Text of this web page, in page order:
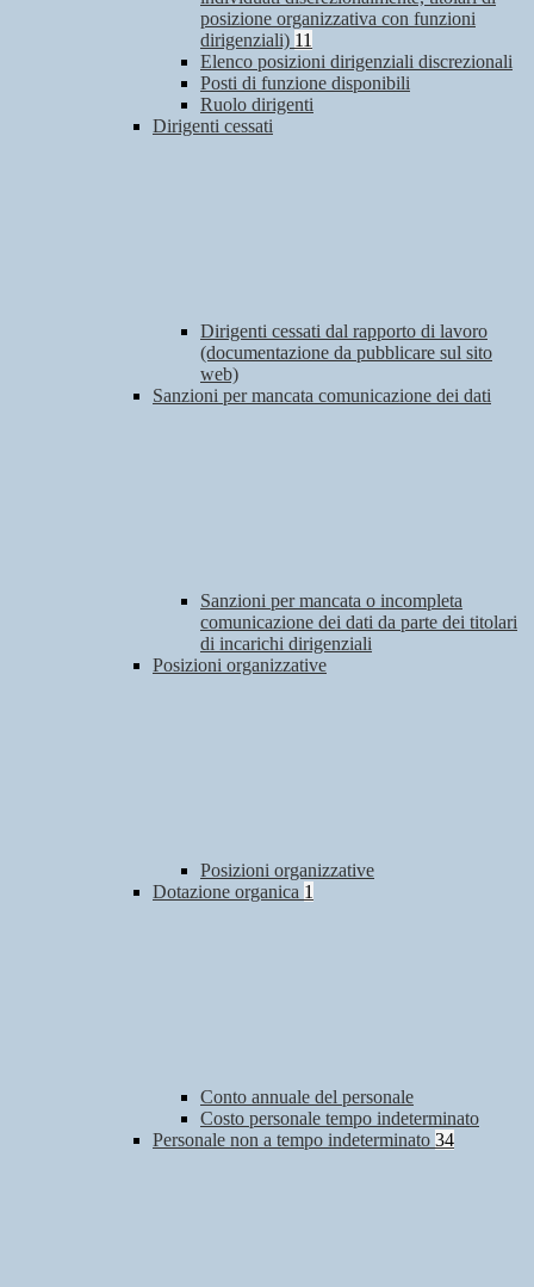
posizione organizzativa con funzioni
dirigenziali) 11
Elenco posizioni dirigenziali discrezionali
Posti di funzione disponibili
Ruolo dirigenti
Dirigenti cessati
Dirigenti cessati dal rapporto di lavoro
(documentazione da pubblicare sul sito
web)
Sanzioni per mancata comunicazione dei dati
Sanzioni per mancata o incompleta
comunicazione dei dati da parte dei titolari
di incarichi dirigenziali
Posizioni organizzative
Posizioni organizzative
Dotazione organica 1
Conto annuale del personale
Costo personale tempo indeterminato
Personale non a tempo indeterminato 34